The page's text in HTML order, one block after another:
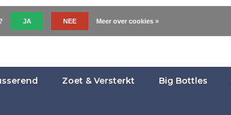
Zoet & Versterkt Big Bottles
JA NEE Meer over cookies »